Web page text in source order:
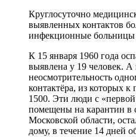
Круглосуточно
выявленных контактов
инфекционные больницы
К 15 января 1960 года
выявлена у 19 человек.
неосмотрительность
контактёра, из которых
1500. Эти люди с
помещены на карантин
Московской области,
дому, в течение 14 дней